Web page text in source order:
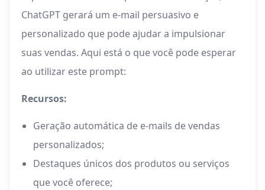
ChatGPT gerará um e-mail persuasivo e
personalizado que pode ajudar a impulsionar
suas vendas. Aqui está o que você pode esperar
ao utilizar este prompt:
Recursos:
Geração automática de e-mails de vendas
personalizados;
Destaques únicos dos produtos ou serviços
que você oferece;